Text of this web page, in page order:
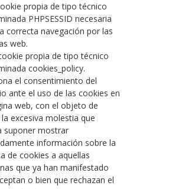
propia de tipo técnico
PHPSESSID necesaria
correcta navegación por las
web.
propia de tipo técnico
cookies_policy.
el consentimiento del
ante el uso de las cookies en
web, con el objeto de
excesiva molestia que
suponer mostrar
información sobre la
de cookies a aquellas
que ya han manifestado
o bien que rechazan el